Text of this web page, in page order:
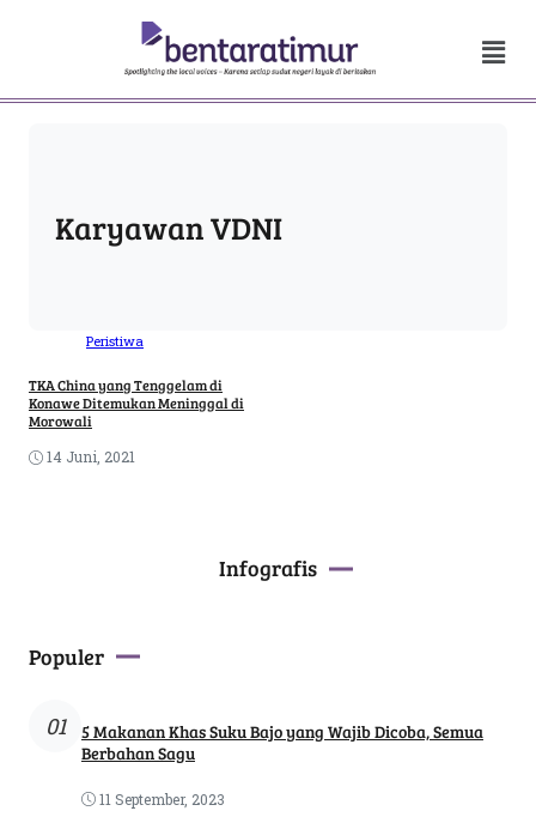
Karyawan VDNI
Peristiwa
TKA China yang Tenggelam di
Konawe Ditemukan Meninggal di
Morowali
14 Juni, 2021
Infografis
Populer
01
5 Makanan Khas Suku Bajo yang Wajib Dicoba, Semua
Berbahan Sagu
11 September, 2023